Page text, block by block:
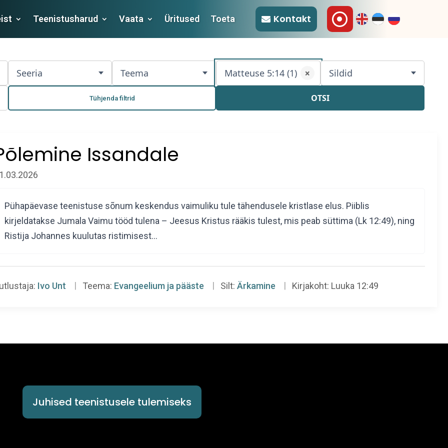
Teenistusharud Vaata Üritused Toeta Kontakt 
Seeria Teema Matteuse 5:14 (1) × Sildid
Tühjenda filtrid OTSI
Issandale
Pühapäevase teenistuse sõnum keskendus vaimuliku tule tähendusele kristlase elus. Piiblis
kirjeldatakse Jumala Vaimu tööd tulena – Jeesus Kristus rääkis tulest, mis peab süttima (Lk 12:49), ning
Ristija Johannes kuulutas ristimisest…
Ivo Unt Teema: Evangeelium ja pääste Silt: Ärkamine Kirjakoht: Luuka 12:49
Juhised teenistusele tulemiseks